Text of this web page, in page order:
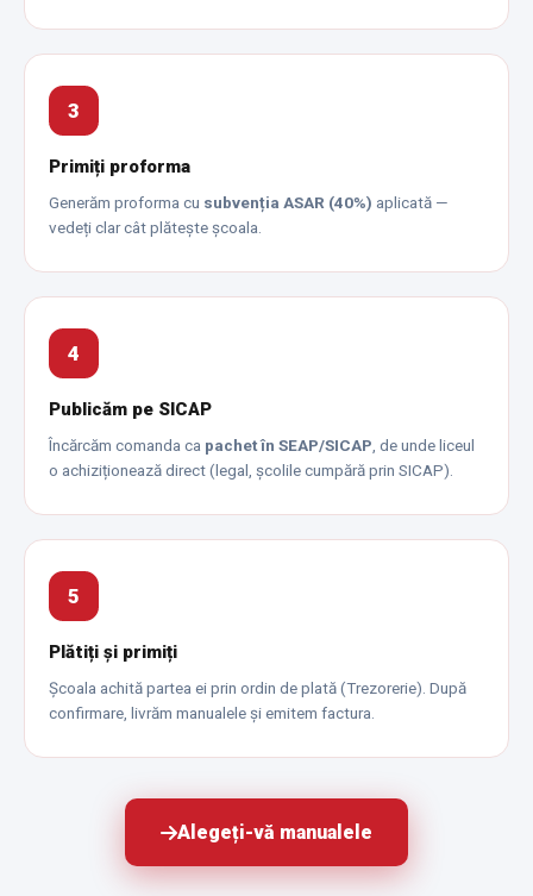
3
Primiți proforma
Generăm proforma cu subvenția ASAR (40%) aplicată —
vedeți clar cât plătește școala.
4
Publicăm pe SICAP
Încărcăm comanda ca pachet în SEAP/SICAP , de unde liceul
o achiziționează direct (legal, școlile cumpără prin SICAP).
5
Plătiți și primiți
Școala achită partea ei prin ordin de plată (Trezorerie). După
confirmare, livrăm manualele și emitem factura.
Alegeți-vă manualele